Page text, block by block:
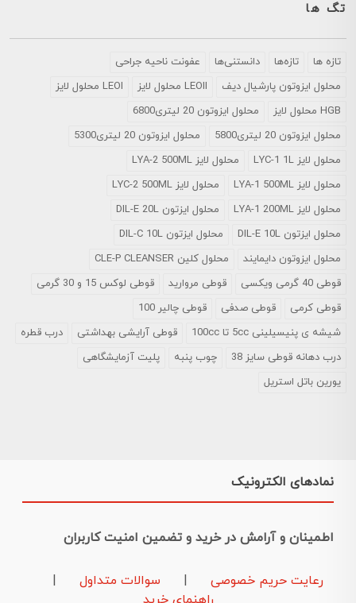
تگ ها
تازه ها تازه‌ها دانستنی‌ها
عفونت ناحیه جراحی
محلول ايزوتون پارشيال ديف
LEOII محلول لایز
LEOI محلول لایز
HGB محلول لایز
محلول ایزوتون 20 لیتری6800
محلول ایزوتون 20 لیتری5800
محلول ایزوتون 20 لیتری5300
محلول لایز LYC-1 1L
محلول لایز LYA-2 500ML
محلول لایز LYA-1 500ML
محلول لایز LYC-2 500ML
محلول لایز LYA-1 200ML
محلول ایزتون DIL-E 20L
محلول ایزتون DIL-E 10L
محلول ایزتون DIL-C 10L
محلول ایزوتون دایمایند
محلول کلین CLE-P CLEANSER
قوطی 40 گرمی ویکسی
قوطی مروارید
قوطی لوکس 15 و 30 گرمی
قوطی کرمی
قوطی صدفی
قوطی چالیر 100
شیشه ی پنیسیلینی 5cc تا 100cc
قوطی آرایشی بهداشتی
درب قطره
درب دهانه قوطی سایز 38
چوب پنبه
پلیت آزمایشگاهی
یورین باتل استریل
نمادهای الکترونیک
اطمینان و آرامش در خرید و تضمین امنیت کاربران
رعایت حریم خصوصی سوالات متداول